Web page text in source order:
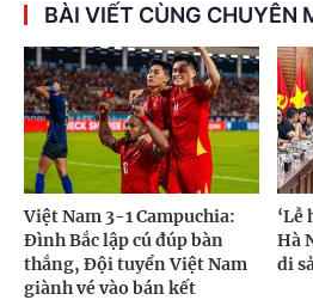
BÀI VIẾT CÙNG CHUYÊN
Việt Nam 3-1 Campuchia:
Đình Bắc lập cú đúp bàn
thắng, Đội tuyển Việt Nam
giành vé vào bán kết
‘Lễ
Hà
di